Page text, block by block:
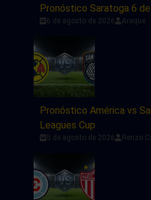
Pronóstico Saratoga 6
6 de agosto de 2026 Araque
Pronóstico América vs
Leagues Cup
5 de agosto de 2026 Renzo